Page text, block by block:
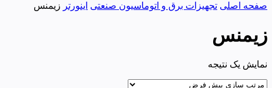
صفحه اصلی تجهیزات برق و اتوماسیون صنعتی اینورتر زیمنس
زیمنس
نمایش یک نتیجه